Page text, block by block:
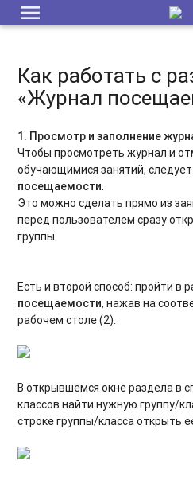
menu
сертификат: как
Как аннулировать договор?
Как работать с разделом
«Поиск по детям»: для чего и
инструмент?
Отмена заявки на программу и
Пролонгация договоров
Модуль «Мероприятия»:
Выдача сертификата учета в
Всё о правилах перевода
Как создать аккаунт (личный
карточках программ
Как работать с
«Журнал
1. Просмотр и заполнение
Чтобы просмотреть журнал и
обучающимися занятий,
посещаемости.
Это можно сделать прямо из
перед пользователем сразу
группы.
Есть и второй способ: пройти в
посещаемости, нажав на
рабочем столе (2).
В открывшемся окне раздела в
классов найти нужную группу/
строке группы/класса открыть